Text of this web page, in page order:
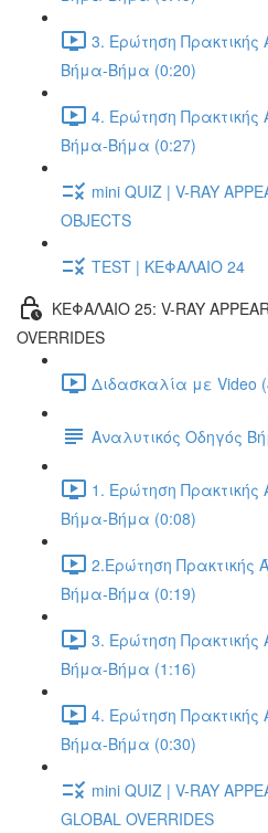
3. Ερώτηση
Βήμα-Βήμα (0:20)
4. Ερώτηση
Βήμα-Βήμα (0:27)
mini QUIZ | V-RAY
OBJECTS
TEST | ΚΕΦΑΛΑΙΟ 24
ΚΕΦΑΛΑΙΟ 25: V-RAY
OVERRIDES
Διδασκαλία με Video
Αναλυτικός Οδηγός
1. Ερώτηση
Βήμα-Βήμα (0:08)
2.Ερώτηση Πρακτικής
Βήμα-Βήμα (0:19)
3. Ερώτηση
Βήμα-Βήμα (1:16)
4. Ερώτηση
Βήμα-Βήμα (0:30)
mini QUIZ | V-RAY
GLOBAL OVERRIDES